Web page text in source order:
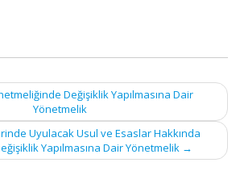
Değişiklik Yapılmasına Dair
Yönetmelik
Uyulacak Usul ve Esaslar Hakkında
Yapılmasına Dair Yönetmelik →